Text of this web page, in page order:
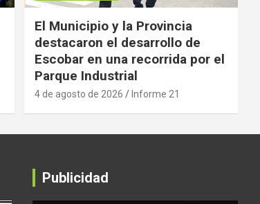
El Municipio y la Provincia
destacaron el desarrollo de
Escobar en una recorrida por el
Parque Industrial
4 de agosto de 2026 Informe 21
Publicidad